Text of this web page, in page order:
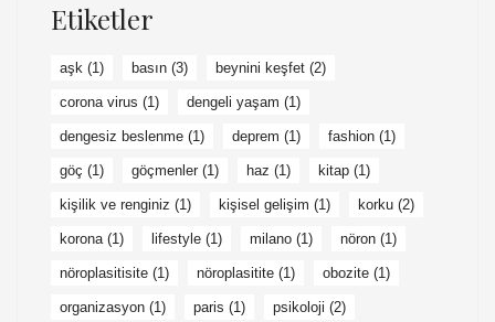
Etiketler
aşk (1) basın (3) beynini keşfet (2)
corona virus (1) dengeli yaşam (1)
dengesiz beslenme (1) deprem (1) fashion (1)
göç (1) göçmenler (1) haz (1) kitap (1)
kişilik ve renginiz (1) kişisel gelişim (1) korku (2)
korona(1) lifestyle (1) milano (1) nöron (1)
nöroplasitisite (1) nöroplasitite (1) obozite (1)
organizasyon (1) paris (1) psikoloji (2)